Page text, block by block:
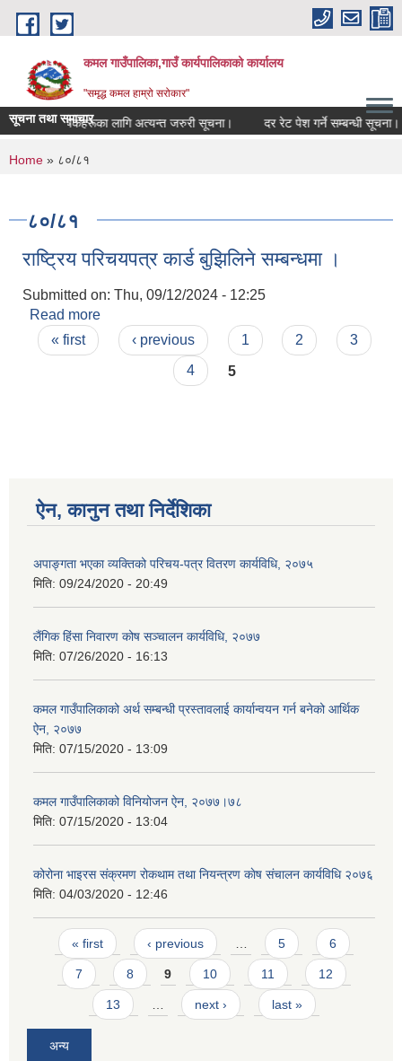
Skip to main content
कमल गाउँपालिका,गाउँ कार्यपालिकाको कार्यालय
"समृद्ध कमल हाम्रो सरोकार"
सूचना तथा समाचार
गर्ने सम्बन्धी कृषकहरूका लागि अत्यन्त जरुरी सूचना। दर रेट पेश गर्ने सम्बन्धी सूचना।
You are here
Home » ८०/८१
८०/८१
राष्ट्रिय परिचयपत्र कार्ड बुझिलिने सम्बन्धमा ।
Submitted on: Thu, 09/12/2024 - 12:25
Read more
Pages
« first ‹ previous 1 2
3
4
5
ऐन, कानुन तथा निर्देशिका
अपाङ्गता भएका व्यक्तिको परिचय-पत्र वितरण कार्यविधि, २०७५
मिति: 09/24/2020 - 20:49
लैंगिक हिंसा निवारण कोष सञ्चालन कार्यविधि, २०७७
मिति: 07/26/2020 - 16:13
कमल गाउँपालिकाको अर्थ सम्बन्धी प्रस्तावलाई कार्यान्वयन गर्न बनेको आर्थिक
ऐन, २०७७
मिति: 07/15/2020 - 13:09
कमल गाउँपालिकाको विनियोजन ऐन, २०७७।७८
मिति: 07/15/2020 - 13:04
कोरोना भाइरस संक्रमण रोकथाम तथा नियन्त्रण काेष संचालन कार्यविधि २०७६
मिति: 04/03/2020 - 12:46
Pages
« first ‹ previous 5 6
7 8 9 10 11 12
13 next › last »
अन्य